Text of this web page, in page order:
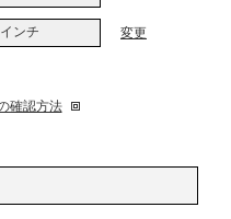
ンチ 変更
確認方法